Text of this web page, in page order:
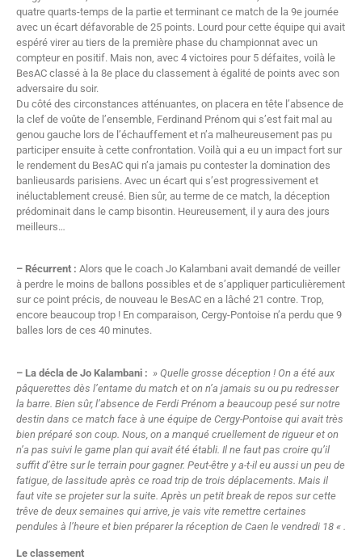
quatre quarts-temps de la partie et terminant ce match de la 9e journée
avec un écart défavorable de 25 points. Lourd pour cette équipe qui avait
espéré virer au tiers de la première phase du championnat avec un
compteur en positif. Mais non, avec 4 victoires pour 5 défaites, voilà le
BesAC classé à la 8e place du classement à égalité de points avec son
adversaire du soir.
Du côté des circonstances atténuantes, on placera en tête l’absence de
la clef de voûte de l’ensemble, Ferdinand Prénom qui s’est fait mal au
genou gauche lors de l’échauffement et n’a malheureusement pas pu
participer ensuite à cette confrontation. Voilà qui a eu un impact fort sur
le rendement du BesAC qui n’a jamais pu contester la domination des
banlieusards parisiens. Avec un écart qui s’est progressivement et
inéluctablement creusé. Bien sûr, au terme de ce match, la déception
prédominait dans le camp bisontin. Heureusement, il y aura des jours
meilleurs…
– Récurrent : Alors que le coach Jo Kalambani avait demandé de veiller
à perdre le moins de ballons possibles et de s’appliquer particulièrement
sur ce point précis, de nouveau le BesAC en a lâché 21 contre. Trop,
encore beaucoup trop ! En comparaison, Cergy-Pontoise n’a perdu que 9
balles lors de ces 40 minutes.
– La décla de Jo Kalambani : » Quelle grosse déception ! On a été aux
pâquerettes dès l’entame du match et on n’a jamais su ou pu redresser
la barre. Bien sûr, l’absence de Ferdi Prénom a beaucoup pesé sur notre
destin dans ce match face à une équipe de Cergy-Pontoise qui avait très
bien préparé son coup. Nous, on a manqué cruellement de rigueur et on
n’a pas suivi le game plan qui avait été établi. Il ne faut pas croire qu’il
suffit d’être sur le terrain pour gagner. Peut-être y a-t-il eu aussi un peu de
fatigue, de lassitude après ce road trip de trois déplacements. Mais il
faut vite se projeter sur la suite. Après un petit break de repos sur cette
trêve de deux semaines qui arrive, je vais vite remettre certaines
pendules à l’heure et bien préparer la réception de Caen le vendredi 18 « .
Le classement